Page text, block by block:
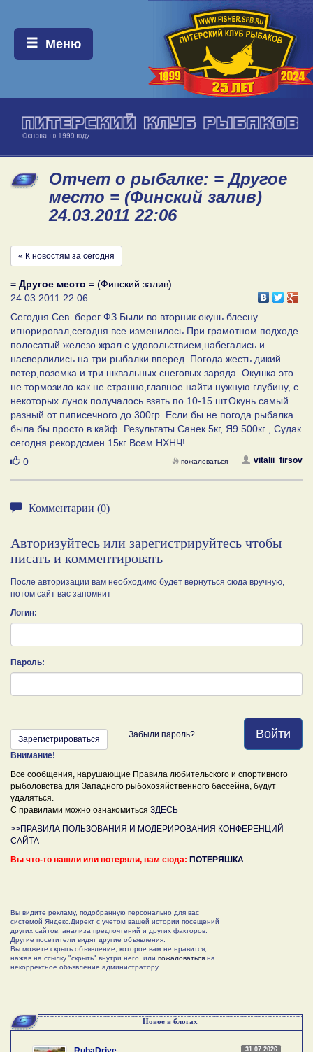
Меню:
Меню
Отчет о рыбалке: = Другое
место = (Финский залив)
24.03.2011 22:06
« К новостям за сегодня
= Другое место = (Финский залив)
24.03.2011 22:06
Сегодня Сев. берег ФЗ Были во вторник окунь блесну
игнорировал,сегодня все изменилось.При грамотном подходе
полосатый железо жрал с удовольствием,набегались и
насверлились на три рыбалки вперед. Погода жесть дикий
ветер,поземка и три шквальных снеговых заряда. Окушка это
не тормозило как не странно,главное найти нужную глубину, с
некоторых лунок получалось взять по 10-15 шт.Окунь самый
разный от пиписечного до 300гр. Если бы не погода рыбалка
была бы просто в кайф. Результаты Санек 5кг, Я9.500кг , Судак
сегодня рекордсмен 15кг Всем НХНЧ!
Нравится
0 vitalii_firsov
пожаловаться
Комментарии (0)
Авторизуйтесь или зарегистрируйтесь чтобы
писать и комментировать
После авторизации вам необходимо будет вернуться сюда вручную,
потом сайт вас запомнит
Логин:
Пароль:
Войти
Зарегистрироваться Забыли пароль?
Внимание!
Все сообщения, нарушающие Правила любительского и спортивного
рыболовства для Западного рыбохозяйственного бассейна, будут
удаляться.
С правилами можно ознакомиться ЗДЕСЬ
>>ПРАВИЛА ПОЛЬЗОВАНИЯ И МОДЕРИРОВАНИЯ КОНФЕРЕНЦИЙ
САЙТА
Вы что-то нашли или потеряли, вам сюда: ПОТЕРЯШКА
Вы видите рекламу, подобранную персонально для вас
системой Яндекс.Директ с учетом вашей истории посещений
других сайтов, анализа предпочтений и других факторов.
Другие посетители видят другие объявления.
Вы можете скрыть объявление, которое вам не нравится,
нажав на ссылку "скрыть" внутри него, или пожаловаться на
некорректное объявление администратору.
Новое в блогах
31.07.2026